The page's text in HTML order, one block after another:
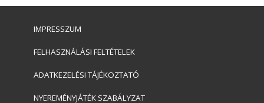
IMPRESSZUM
FELHASZNÁLÁSI FELTÉTELEK
ADATKEZELÉSI TÁJÉKOZTATÓ
NYEREMÉNYJÁTÉK SZABÁLYZAT